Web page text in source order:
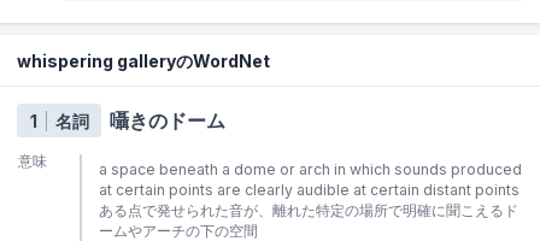
whispering galleryのWordNet
1 名詞 囁きのドーム
意味
a space beneath a dome or arch in which sounds produced
at certain points are clearly audible at certain distant points
ある点で発せられた音が、離れた特定の場所で明確に聞こえるド
ームやアーチの下の空間